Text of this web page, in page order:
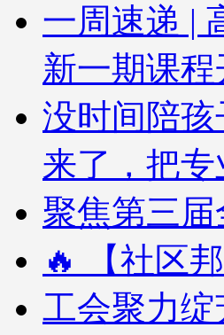
一周速递 |
新一期课程
没时间陪
来了，把
聚焦第三
🔥 【社区
工会聚力